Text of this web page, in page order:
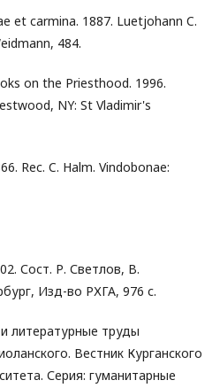
et carmina. 1887. Luetjohann C.
484.
on the Priesthood. 1996.
NY: St Vladimir's
Rec. C. Halm. Vindobonae:
Сост. Р. Светлов, В.
Изд-во РХГА, 976 с.
литературные труды
Вестник Курганского
Серия: гуманитарные